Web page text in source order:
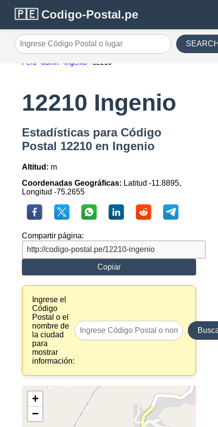
🇵🇪 Codigo-Postal.pe
Ingrese Código Postal o lugar
Perú Junín Ingenio 12210
12210 Ingenio
Estadísticas para Código
Postal 12210 en Ingenio
Altitud: m
Coordenadas Geográficas: Latitud -11.8895,
Longitud -75.2655
Compartir página:
Copiar
Ingrese el
Código
Postal o el
nombre de
la ciudad
para
mostrar
información:
+
−